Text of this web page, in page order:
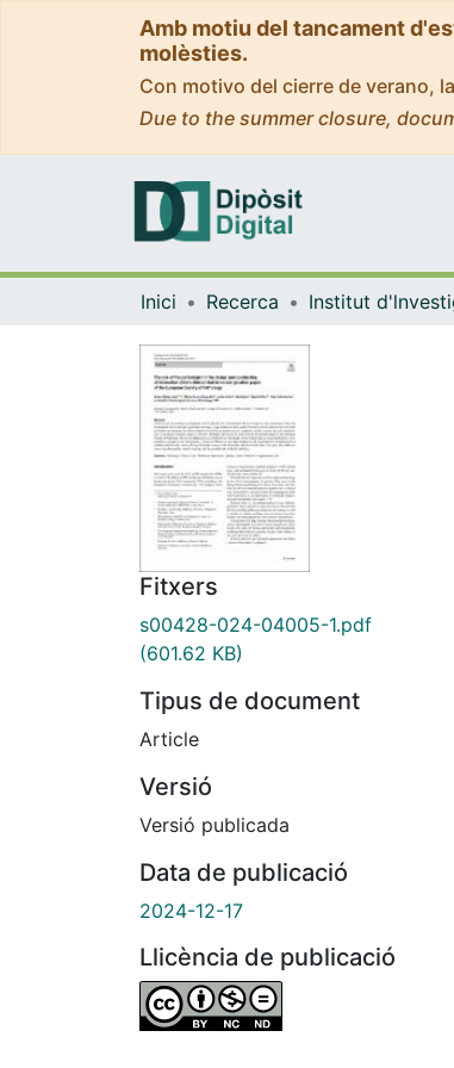
Amb motiu del tancament
molèsties.
Con motivo del cierre de verano,
Due to the summer closure,
Inici Recerca
Fitxers
s00428-024-04005-1.pdf
(601.62 KB)
Tipus de document
Article
Versió
Versió publicada
Data de publicació
2024-12-17
Llicència de publicació